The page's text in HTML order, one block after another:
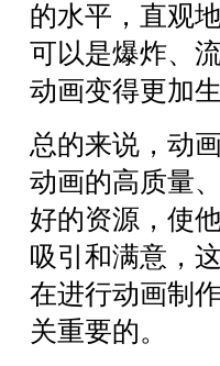
的水平，直观
可以是爆炸、
动画变得更加
总的来说，动
动画的高质量
好的资源，使
吸引和满意，
在进行动画制
关重要的。